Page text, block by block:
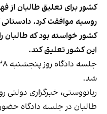
کشور برای تعلیق طالبان از
روسیه موافقت کرد. دادستانی
کشور خواسته بود که طالبان
این کشور تعلیق کند.
شد.
ریانووستی، خبرگزاری دولتی
طالبان در جلسه دادگاه